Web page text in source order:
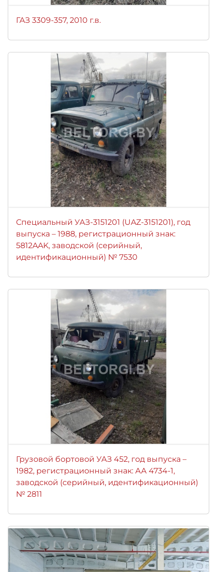
ГАЗ 3309-357, 2010 г.в.
Специальный УАЗ-3151201 (UAZ-3151201), год
выпуска – 1988, регистрационный знак:
5812AAK, заводской (серийный,
идентификационный) № 7530
Грузовой бортовой УАЗ 452, год выпуска –
1982, регистрационный знак: АА 4734-1,
заводской (серийный, идентификационный)
№ 2811